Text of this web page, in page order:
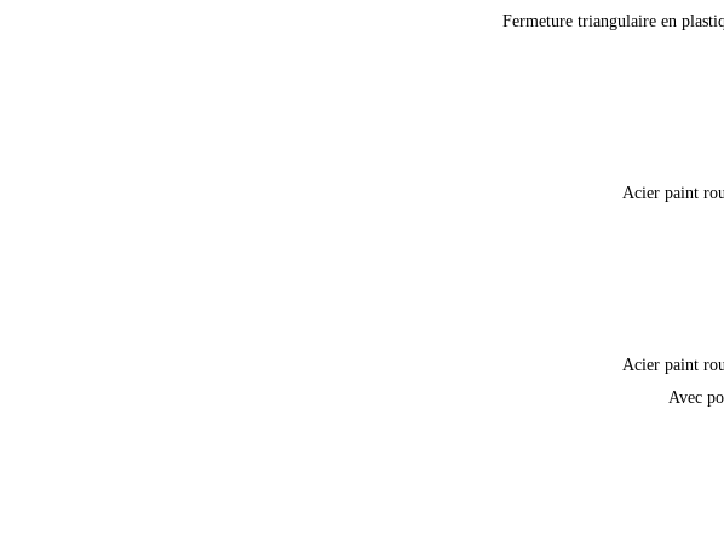
Fermeture triangulaire en
Acier paint
Acier paint
Avec